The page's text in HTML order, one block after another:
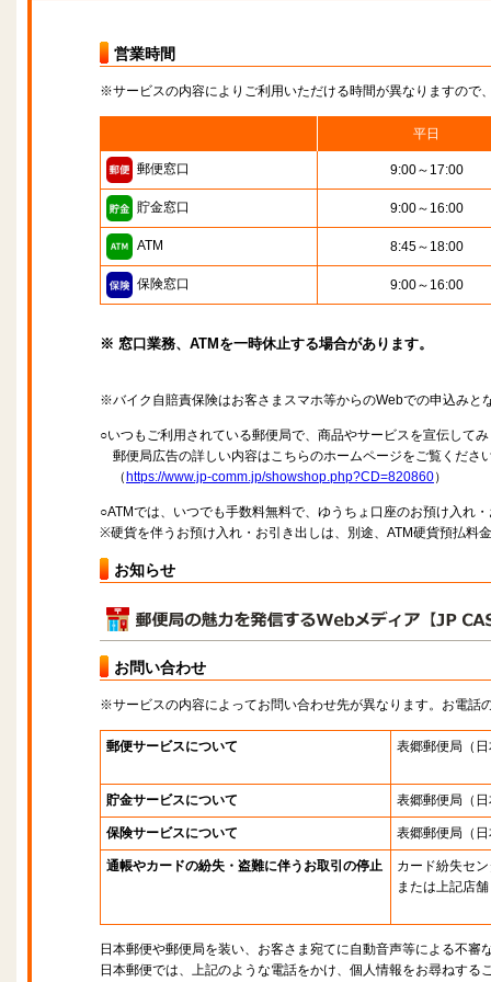
営業時間
※サービスの内容によりご利用いただける時間が異なりますので
平日
郵便窓口 9:00～17:00
貯金窓口 9:00～16:00
ATM 8:45～18:00
保険窓口 9:00～16:00
※ 窓口業務、ATMを一時休止する場合があります。
※バイク自賠責保険はお客さまスマホ等からのWebでの申込みと
○いつもご利用されている郵便局で、商品やサービスを宣伝して
郵便局広告の詳しい内容はこちらのホームページをご覧くださ
（ https://www.jp-comm.jp/showshop.php?CD=820860）
○ATMでは、いつでも手数料無料で、ゆうちょ口座のお預け入れ
※硬貨を伴うお預け入れ・お引き出しは、別途、ATM硬貨預払料
お知らせ
お問い合わせ
※サービスの内容によってお問い合わせ先が異なります。お電話
郵便サービスについて 表郷郵便局 （
貯金サービスについて 表郷郵便局 （
保険サービスについて 表郷郵便局 （
通帳やカードの紛失・盗難に伴うお取引の停止
カード紛失セ
または上記店舗
日本郵便や郵便局を装い、お客さま宛てに自動音声等による不審
日本郵便では、上記のような電話をかけ、個人情報をお尋ねする